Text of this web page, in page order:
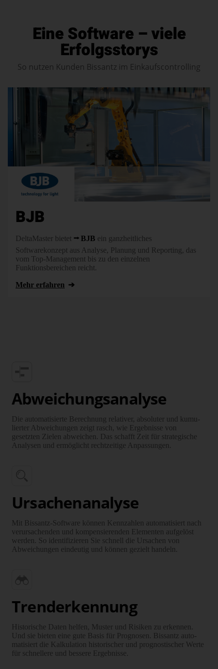
Eine Software – viele
Erfolgsstorys
So nutzen Kunden Bissantz im Einkaufscontrolling
BJB
DeltaMaster bietet BJB ein ganzheitliches
Softwarekonzept aus Analyse, Planung und Reporting, das
vom Top-Management bis zu den einzelnen
Funktionsbereichen reicht.
Mehr erfahren
Abweichungs­analyse
Die automa­tisierte Berechnung relativer, absoluter und kumu­
lierter Ab­weichungen zeigt rasch, wie Ergebnisse von
gesetzten Zielen abweichen. Das schafft Zeit für stra­tegische
Analysen und ermöglicht recht­zeitige Anpas­sungen.
Ursachenanalyse
Mit Bissantz-Software können Kennzahlen automatisiert nach
ver­ur­sachenden und kom­pen­sierenden Elementen aufgelöst
werden. So identifizieren Sie schnell die Ursachen von
Abweichungen eindeutig und können gezielt handeln.
Trenderkennung
Historische Daten helfen, Muster und Risiken zu erkennen.
Und sie bieten eine gute Basis für Prognosen. Bissantz auto­
matisiert die Kalku­lation historischer und prog­nostischer Werte
für schnellere und bessere Ergeb­nisse.